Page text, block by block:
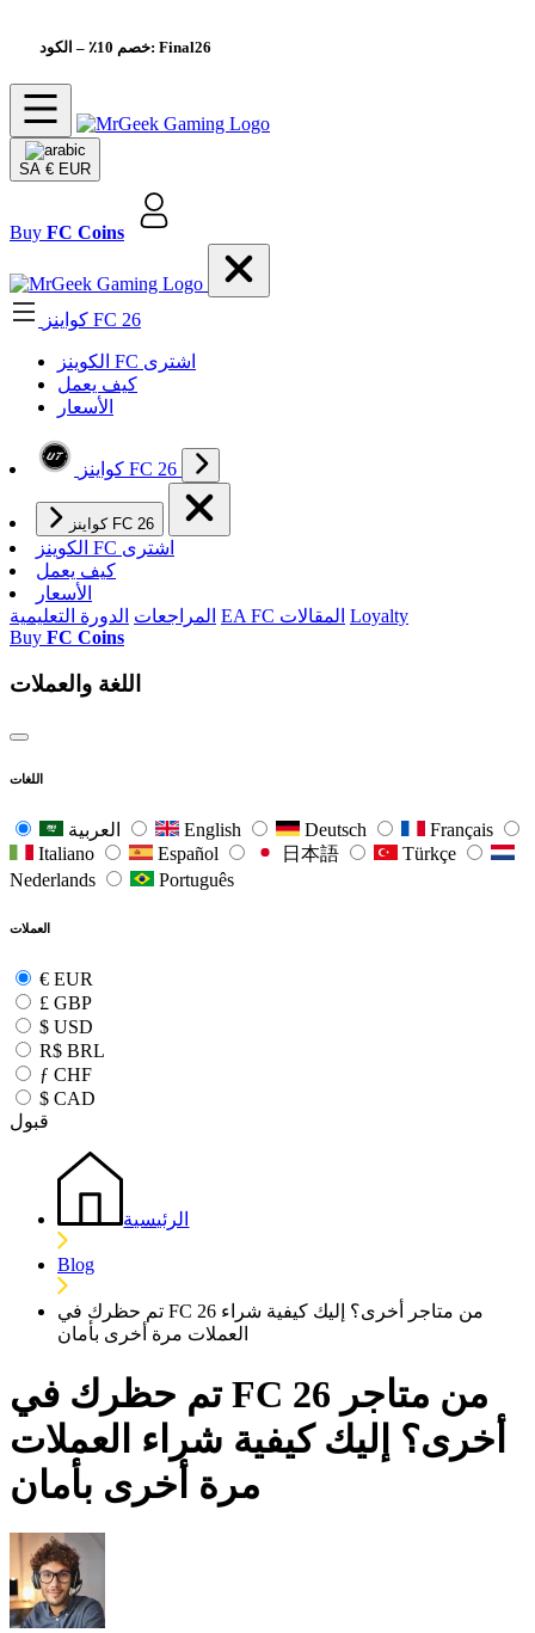
خصم 10٪– الكود: Final26
SA € EUR
Buy FC Coins
كواينز FC 26
الکوینز FC اشتری
كيف يعمل
الأسعار
كواينز FC 26
كواينز FC 26
الکوینز FC اشتری
كيف يعمل
الأسعار
المراجعات الدورة التعليمية EA FC المقالات Loyalty
Buy FC Coins
اللغة والعملات
اللغات
English Deutsch
Français
Italiano
Español 日本語
Türkçe
Nederlands
Português
العملات
€ EUR
£ GBP
$ USD
R$ BRL
ƒ CHF
$ CAD
قبول
الرئيسية
Blog
تم حظرك في FC 26 من متاجر أخرى؟ إليك كيفية شراء
العملات مرة أخرى بأمان
تم حظرك في FC 26 من متاجر
أخرى؟ إليك كيفية شراء العملات
مرة أخرى بأمان